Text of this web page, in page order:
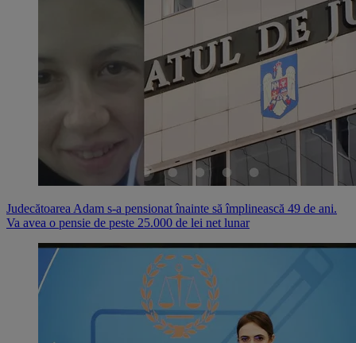
Judecătoarea Adam s-a pensionat înainte să împlinească 49 de ani.
Va avea o pensie de peste 25.000 de lei net lunar